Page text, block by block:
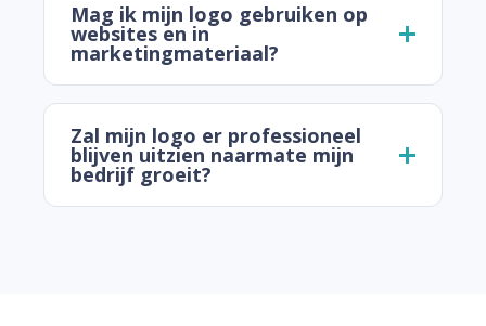
Mag ik mijn logo gebruiken op
websites en in
marketingmateriaal?
Zal mijn logo er professioneel
blijven uitzien naarmate mijn
bedrijf groeit?